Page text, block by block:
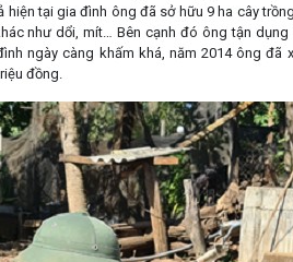
hiện tại gia đình ông đã sở hữu 9 ha cây
như dổi, mít… Bên cạnh đó ông tận
ngày càng khấm khá, năm 2014 ông
đồng.